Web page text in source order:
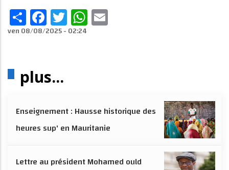
ShareFacebook
TwitterWhatsApp
ven 08/08/2025 - 02:24
plus...
Enseignement : Hausse historique des
heures sup' en Mauritanie
Lettre au président Mohamed ould